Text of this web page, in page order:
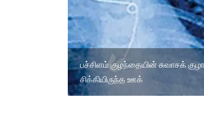
பச்சிளம் குழந்தையின் சுவாசக்
சிக்கியிருந்த ஊக்